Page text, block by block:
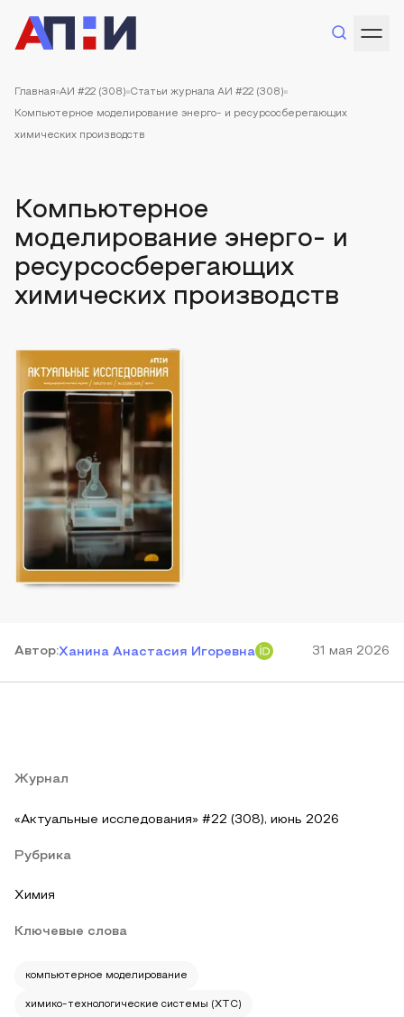
Главная АИ #22 (308) Статьи журнала АИ #22 (308)
Компьютерное моделирование энерго- и ресурсосберегающих
химических производств
Компьютерное
моделирование энерго- и
ресурсосберегающих
химических производств
Автор:Ханина Анастасия Игоревна 31 мая 2026
Журнал
«Актуальные исследования» #22 (308), июнь 2026
Рубрика
Химия
Ключевые слова
компьютерное моделирование
химико-технологические системы (ХТС)